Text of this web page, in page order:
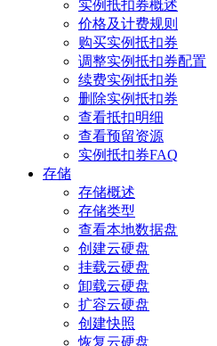
实例抵扣券概述
价格及计费规则
购买实例抵扣券
调整实例抵扣券配置
续费实例抵扣券
删除实例抵扣券
查看抵扣明细
查看预留资源
实例抵扣券FAQ
存储
存储概述
存储类型
查看本地数据盘
创建云硬盘
挂载云硬盘
卸载云硬盘
扩容云硬盘
创建快照
恢复云硬盘